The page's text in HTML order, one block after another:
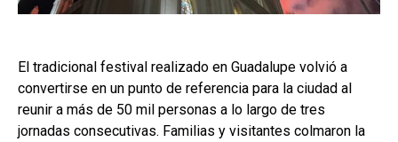
El tradicional festival realizado en Guadalupe volvió a
convertirse en un punto de referencia para la ciudad al
reunir a más de 50 mil personas a lo largo de tres
jornadas consecutivas. Familias y visitantes colmaron la